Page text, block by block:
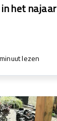
het najaar
lezen